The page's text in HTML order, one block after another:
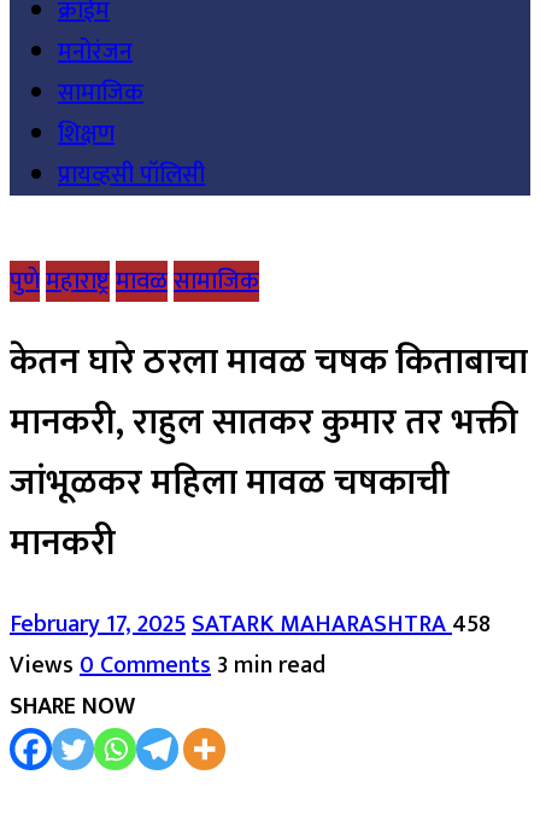
क्राईम
मनोरंजन
सामाजिक
शिक्षण
प्रायव्हसी पॉलिसी
पुणेमहाराष्ट्रमावळसामाजिक
केतन घारे ठरला मावळ चषक किताबाचा
मानकरी, राहुल सातकर कुमार तर भक्ती
जांभूळकर महिला मावळ चषकाची
मानकरी
February 17, 2025SATARK MAHARASHTRA458
Views0 Comments3 min read
SHARE NOW